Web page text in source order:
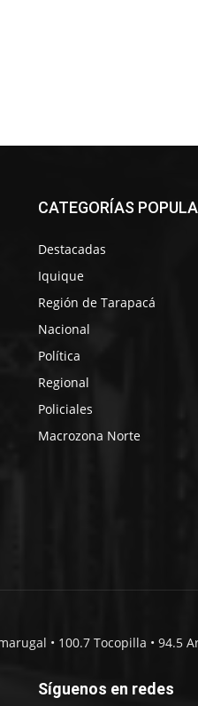
CATEGORÍAS
Destacadas
Iquique
Región de Tarapacá
Nacional
Política
Regional
Policiales
Macrozona Norte
• 100.7 Tocopilla • 94.5
Síguenos en redes